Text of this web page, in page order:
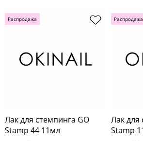
Распродажа
Лак для стемпинга GO
Stamp 44 11мл
Распродажа
Лак для
Stamp